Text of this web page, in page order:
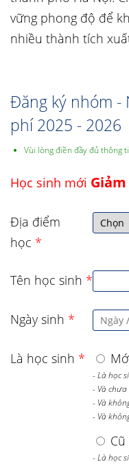
vững phong độ để
nhiều thành tích
Đăng ký nhóm -
phí 2025 - 2026
Vùi lòng điền đầy đủ thông
Học sinh mới Giảm
Địa điểm
học *
Tên học sinh *
Ngày sinh *
Là học sinh *
- Là học
- Và chưa
- Và
- Và
Cũ
- Là học